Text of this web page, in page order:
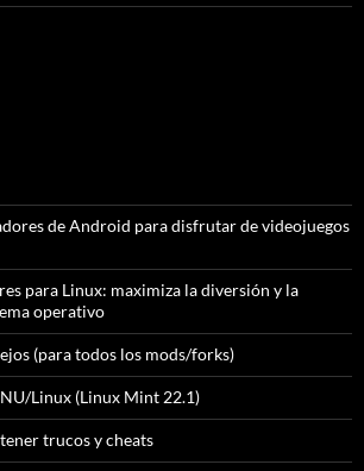
de Android para disfrutar de videojuegos
para Linux: maximiza la diversión y la
operativo
(para todos los mods/forks)
Linux (Linux Mint 22.1)
trucos y cheats